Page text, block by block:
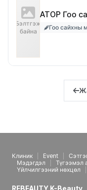
Бэлтгэж
байна
ATOP Гоо
Гоо сайхны
Клиник Event
Мэдэгдэл
Түгээмэл
Үйлчилгээний нөхцөл